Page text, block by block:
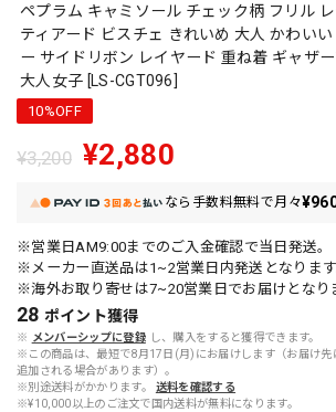
ペプラム キャミソール チェック柄 フリル
ティアード ビスチェ きれいめ 大人 かわい
ー サイドリボン レイヤード 重ね着 ギャザ
大人女子 [LS-CGT096]
10%OFF
¥3,200 ¥2,880
なら 手数料無料で月々
※営業日AM9:00までのご入金確認で当日発送。
※メーカー直送品は1~2営業日内発送となります
※海外お取り寄せは7~20営業日でお届けとなり
28 ポイント獲得
※ メンバーシップに登録 し、購入をすると獲得できます。
※この商品は、最短で8月17日(月)にお届けします（お届け先
追加される場合があります）。
※別途送料がかかります。
送料を確認する
※¥10,000以上のご注文で国内送料が無料になります。